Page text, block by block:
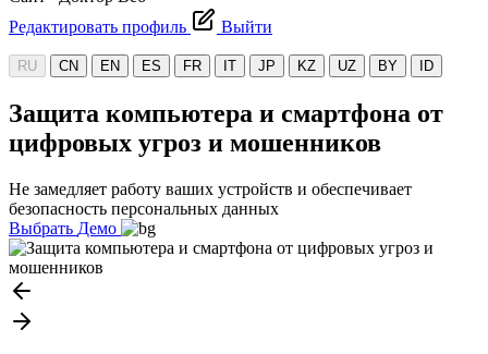
Редактировать профиль
Выйти
RU CN EN ES FR IT JP KZ UZ BY ID
Защита компьютера и смартфона от
цифровых угроз и мошенников
Не замедляет работу ваших устройств и обеспечивает
безопасность персональных данных
Выбрать Демо